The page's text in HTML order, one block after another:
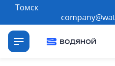
Томск